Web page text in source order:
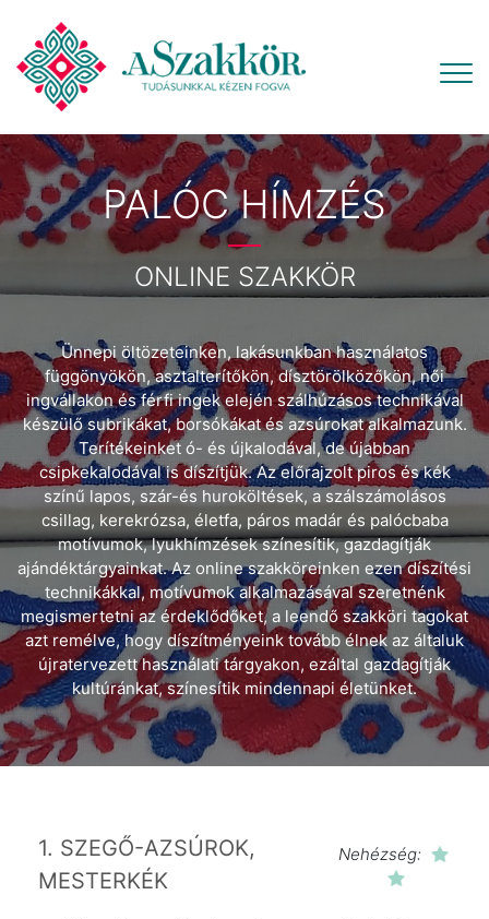
PALÓC HÍMZÉS
ONLINE SZAKKÖR
Ünnepi öltözeteinken, lakásunkban használatos
függönyökön, asztalterítőkön, dísztörölközőkön, női
ingvállakon és férfi ingek elején szálhúzásos technikával
készülő subrikákat, borsókákat és azsúrokat alkalmazunk.
Terítékeinket ó- és újkalodával, de újabban
csipkekalodával is díszítjük. Az előrajzolt piros és kék
színű lapos, szár-és huroköltések, a szálszámolásos
csillag, kerekrózsa, életfa, páros madár és palócbaba
motívumok, lyukhímzések színesítik, gazdagítják
ajándéktárgyainkat. Az online szakköreinken ezen díszítési
technikákkal, motívumok alkalmazásával szeretnénk
megismertetni az érdeklődőket, a leendő szakköri tagokat
azt remélve, hogy díszítményeink tovább élnek az általuk
újratervezett használati tárgyakon, ezáltal gazdagítják
kultúránkat, színesítik mindennapi életünket.
1. SZEGŐ-AZSÚROK,
MESTERKÉK
Nehézség: